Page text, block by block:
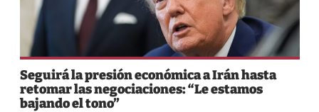
Seguirá la presión económica a Irán hasta
retomar las negociaciones: “Le estamos
bajando el tono”